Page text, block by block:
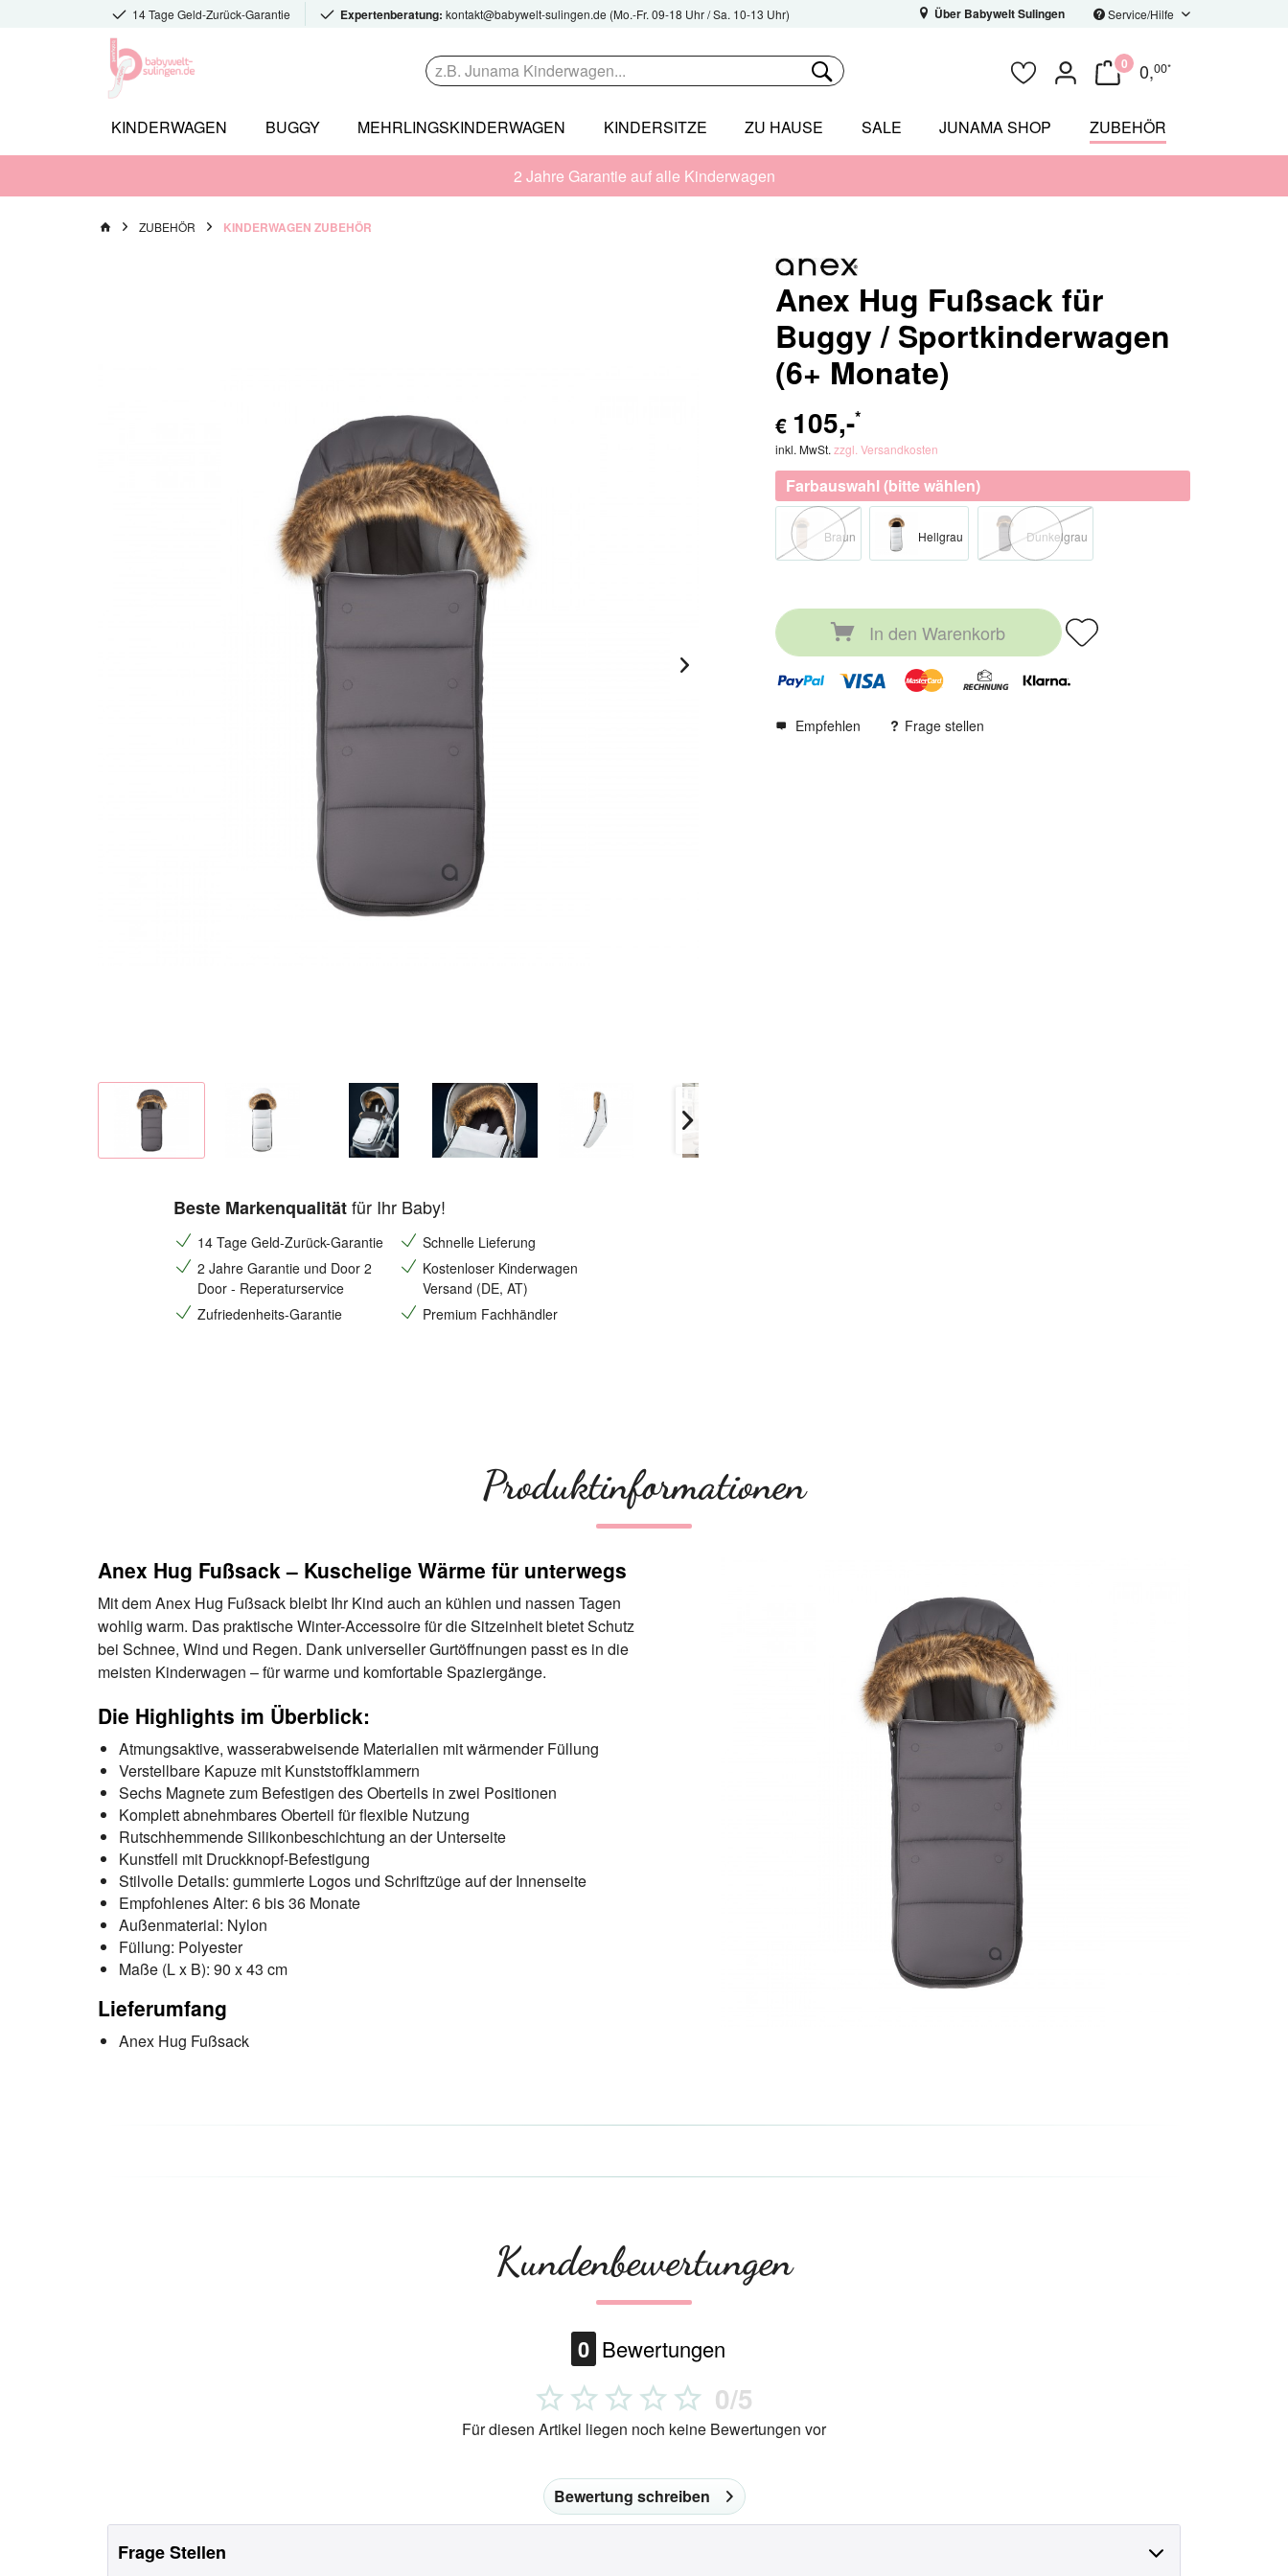
14 Tage Geld-Zurück-Garantie Expertenberatung: kontakt@babywelt-sulingen.de (Mo.-Fr. 09-18 Uhr / Sa. 10-13 Uhr) Über Babywelt Sulingen Service/Hilfe
0 0,00*
KINDERWAGEN BUGGY MEHRLINGSKINDERWAGEN KINDERSITZE ZU HAUSE SALE JUNAMA SHOP ZUBEHÖR
2 Jahre Garantie auf alle Kinderwagen
ZUBEHÖR KINDERWAGEN ZUBEHÖR
Beste Markenqualitätfür Ihr Baby!
14 Tage Geld-Zurück-Garantie
Schnelle Lieferung
2 Jahre Garantie und Door 2
Door - Reperaturservice
Kostenloser Kinderwagen
Versand (DE, AT)
Zufriedenheits-Garantie
Premium Fachhändler
Anex Hug Fußsack für
Buggy / Sportkinderwagen
(6+ Monate)
€ 105,-*
inkl. MwSt. zzgl. Versandkosten
Farbauswahl (bitte wählen)
Braun Hellgrau Dunkelgrau
In den Warenkorb
Empfehlen Frage stellen
Produktinformationen
Anex Hug Fußsack – Kuschelige Wärme für unterwegs
Mit dem Anex Hug Fußsack bleibt Ihr Kind auch an kühlen und nassen Tagen
wohlig warm. Das praktische Winter-Accessoire für die Sitzeinheit bietet Schutz
bei Schnee, Wind und Regen. Dank universeller Gurtöffnungen passt es in die
meisten Kinderwagen – für warme und komfortable Spaziergänge.
Die Highlights im Überblick:
Atmungsaktive, wasserabweisende Materialien mit wärmender Füllung
Verstellbare Kapuze mit Kunststoffklammern
Sechs Magnete zum Befestigen des Oberteils in zwei Positionen
Komplett abnehmbares Oberteil für flexible Nutzung
Rutschhemmende Silikonbeschichtung an der Unterseite
Kunstfell mit Druckknopf-Befestigung
Stilvolle Details: gummierte Logos und Schriftzüge auf der Innenseite
Empfohlenes Alter: 6 bis 36 Monate
Außenmaterial: Nylon
Füllung: Polyester
Maße (L x B): 90 x 43 cm
Lieferumfang
Anex Hug Fußsack
Kundenbewertungen
0 Bewertungen
0/5
Für diesen Artikel liegen noch keine Bewertungen vor
Bewertung schreiben
Frage Stellen